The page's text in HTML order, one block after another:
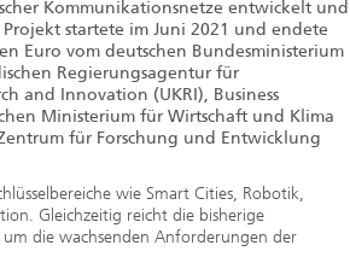
Kommunikationsnetze entwickelt und
startete im Juni 2021 und endete
Euro vom deutschen Bundesministerium
Regierungsagentur für
and Innovation (UKRI), Business
Ministerium für Wirtschaft und Klima
für Forschung und Entwicklung
wie Smart Cities, Robotik,
Gleichzeitig reicht die bisherige
die wachsenden Anforderungen der